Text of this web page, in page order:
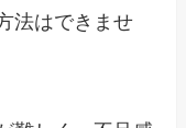
法はできませ